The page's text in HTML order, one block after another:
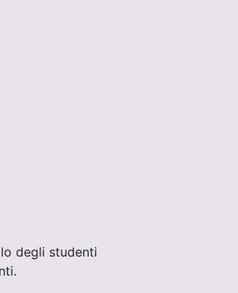
degli studenti